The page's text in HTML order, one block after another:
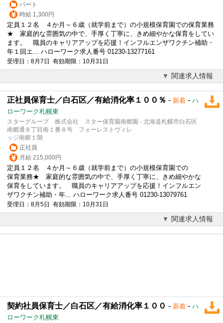
パート
時給 1,300円
定員１２名 ４か月～６歳（就学前まで）の小規模保育園での保育業務
★ 家庭的な雰囲気の中で、手厚く丁寧に、きめ細やかな保育をしてい
ます。 職員のキャリアアップを応援！インフルエンザワクチン補助・
年１回エ... ハローワーク求人番号 01230-13277161
受理日：8月7日 有効期限：10月31日
関連求人情報
正社員保育士／白石区／有給消化率１００％ - 新着 - ハ
ローワーク札幌東
スターグループ 株式会社 スター保育園南郷園 - 北海道札幌市白石区
南郷通８丁目南１番８号 フォーレストヴィレ
ッジ南郷１階
正社員
月給 215,000円
定員１２名 ４か月～６歳（就学前まで）の小規模保育園での
保育業務★ 家庭的な雰囲気の中で、手厚く丁寧に、きめ細やかな
保育をしています。 職員のキャリアアップを応援！インフルエン
ザワクチン補助・年... ハローワーク求人番号 01230-13079761
受理日：8月5日 有効期限：10月31日
関連求人情報
契約社員保育士／白石区／有給消化率１００ - 新着 - ハ
ローワーク札幌東